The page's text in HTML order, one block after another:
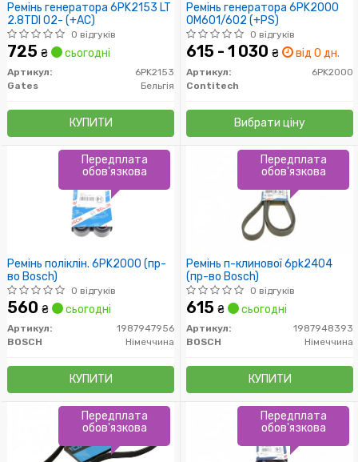
Ремінь генератора 6PK2153 LT
2.8TDI 02- (+AC)
0 відгуків
725 ₴ сьогодні
Артикул:
6PK2153
Gates
Бельгія
КУПИТИ
Ремінь генератора 6PK2000
OM601/602 (+PS)
0 відгуків
615 - 1 030 ₴ від 0 дн.
Артикул:
6PK2000
Contitech
Вибрати ціну
Ремінь поліклін. 6PK2000 (пр-
во Bosch)
0 відгуків
560 ₴ сьогодні
Артикул:
1987947956
BOSCH
Німеччина
КУПИТИ
Передплата
обов'язкова
Ремінь п-клинової 6pk2404
(пр-во Bosch)
0 відгуків
615 ₴ сьогодні
Артикул:
1987948393
BOSCH
Німеччина
КУПИТИ
Передплата
обов'язкова
Передплата
обов'язкова
Передплата
обов'язкова